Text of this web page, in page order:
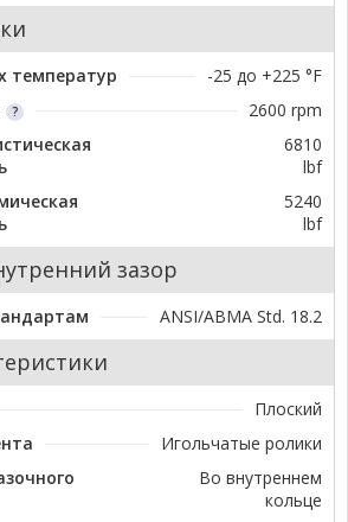
температур
-25 до +225 °F
2600 rpm
6810
lbf
5240
lbf
зазор
ANSI/ABMA Std. 18.2
Плоский
Игольчатые ролики
Во внутреннем
кольце